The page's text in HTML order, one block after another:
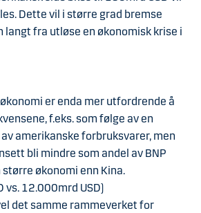
Dette vil i større grad bremse
langt fra utløse en økonomisk krise i
er enda mer utfordrende å
f.eks. som følge av en
amerikanske forbruksvarer, men
bli mindre som andel av BNP
større økonomi enn Kina.
vs. 12.000mrd USD)
det samme rammeverket for